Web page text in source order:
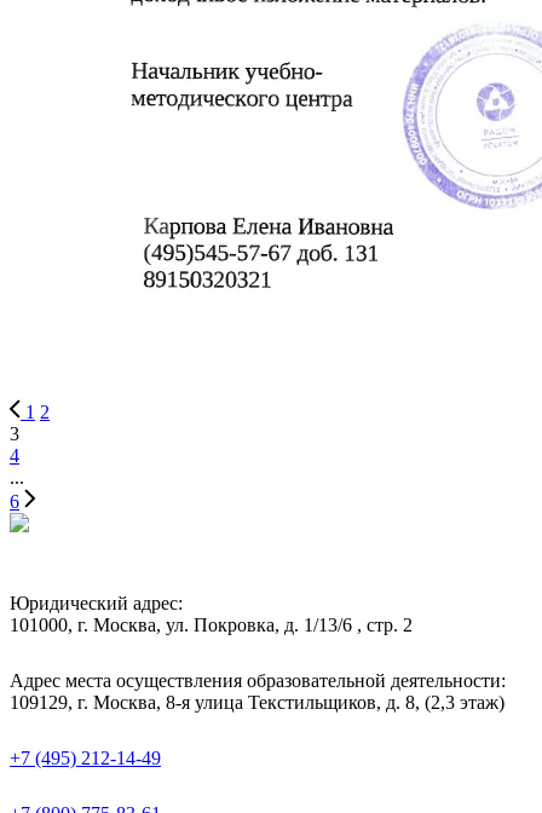
1 2
3
4
...
6
Юридический адрес:
101000, г. Москва, ул. Покровка, д. 1/13/6 , стр. 2
Адрес места осуществления образовательной деятельности:
109129, г. Москва, 8-я улица Текстильщиков, д. 8, (2,3 этаж)
+7 (495) 212-14-49